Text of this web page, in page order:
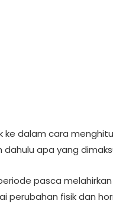
ke dalam cara
apa yang
pasca
perubahan fisik dan